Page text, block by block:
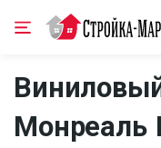
Монреаль